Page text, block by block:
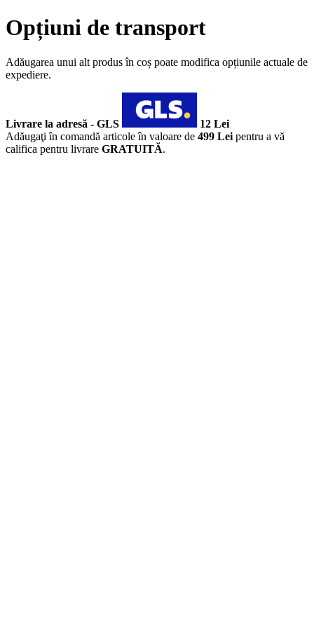
Opțiuni de transport
Adăugarea unui alt produs în coș poate modifica opțiunile actuale de
expediere.
Livrare la adresă - GLS
12 Lei
Adăugaţi în comandă articole în valoare de 499 Lei pentru a vă
califica pentru livrare GRATUITĂ.